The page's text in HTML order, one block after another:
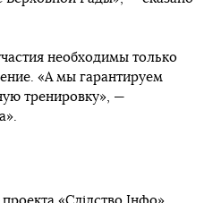
необходимы только
«А мы гарантируем
тренировку», —